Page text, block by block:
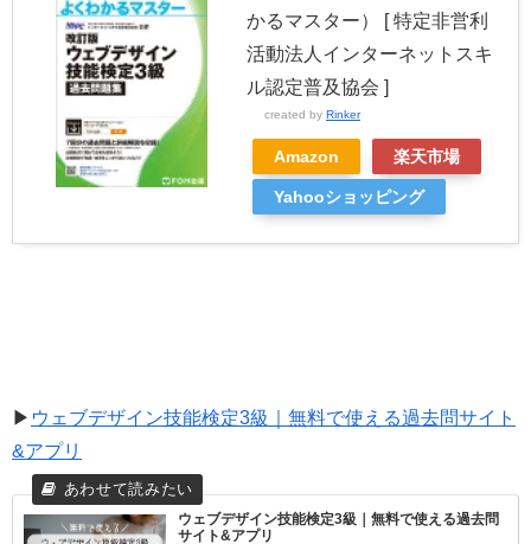
かるマスター） [ 特定非営利
活動法人インターネットスキ
ル認定普及協会 ]
created by Rinker
Amazon 楽天市場
Yahooショッピング
▶ ウェブデザイン技能検定3級｜無料で使える過去問サイト
&アプリ
ウェブデザイン技能検定3級｜無料で使える過去問
サイト&アプリ